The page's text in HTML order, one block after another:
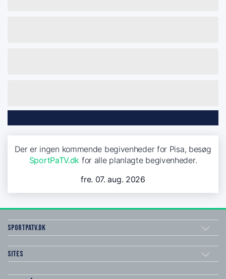
Der er ingen kommende begivenheder for Pisa, besøg
SportPaTV.dk for alle planlagte begivenheder.
fre. 07. aug. 2026
SportPaTV.dk
Sites